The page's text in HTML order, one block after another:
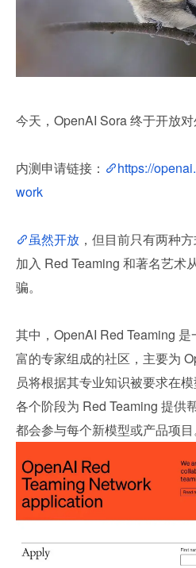
今天，OpenAI Sora 终于开放对
内测申请链接：
https://
work
虽然开放 ，但目前只有两种
加入 Red Teaming 和著名艺术
骗。
其中，OpenAI Red Teaming
富的专家组成的社区，主要为
员将根据其专业知识被要求在
各个阶段为 Red Teaming 提供
都会参与每个新模型或产品项目